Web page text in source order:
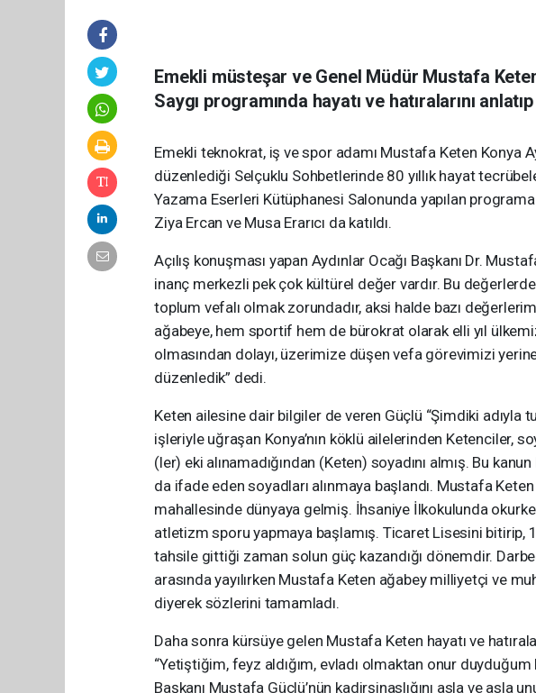
Emekli müsteşar ve Genel Müdür Mustafa Keten
Saygı programında hayatı ve hatıralarını
Emekli teknokrat, iş ve spor adamı Mustafa Keten Konya
düzenlediği Selçuklu Sohbetlerinde 80 yıllık hayat
Yazama Eserleri Kütüphanesi Salonunda yapılan
Ziya Ercan ve Musa Erarıcı da katıldı.
Açılış konuşması yapan Aydınlar Ocağı Başkanı Dr.
inanç merkezli pek çok kültürel değer vardır. Bu
toplum vefalı olmak zorundadır, aksi halde bazı
ağabeye, hem sportif hem de bürokrat olarak elli yıl
olmasından dolayı, üzerimize düşen vefa görevimizi
düzenledik” dedi.
Keten ailesine dair bilgiler de veren Güçlü “Şimdiki adıyla
işleriyle uğraşan Konya’nın köklü ailelerinden Ketenciler,
(ler) eki alınamadığından (Keten) soyadını almış. Bu
da ifade eden soyadları alınmaya başlandı. Mustafa
mahallesinde dünyaya gelmiş. İhsaniye İlkokulunda
atletizm sporu yapmaya başlamış. Ticaret Lisesini bitirip,
tahsile gittiği zaman solun güç kazandığı dönemdir.
arasında yayılırken Mustafa Keten ağabey milliyetçi ve
diyerek sözlerini tamamladı.
Daha sonra kürsüye gelen Mustafa Keten hayatı ve
“Yetiştiğim, feyz aldığım, evladı olmaktan onur duyduğum
Başkanı Mustafa Güçlü’nün kadirşinaslığını asla ve asla